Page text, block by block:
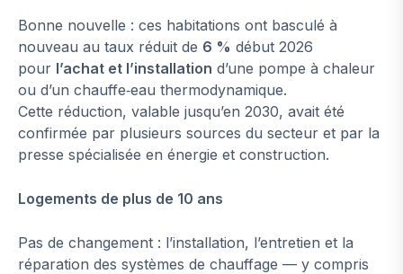
Bonne nouvelle : ces habitations ont basculé à
nouveau au taux réduit de 6 % début 2026
pour l’achat et l’installation d’une pompe à chaleur
ou d’un chauffe‑eau thermodynamique.
Cette réduction, valable jusqu’en 2030, avait été
confirmée par plusieurs sources du secteur et par la
presse spécialisée en énergie et construction.
Logements de plus de 10 ans
Pas de changement : l’installation, l’entretien et la
réparation des systèmes de chauffage — y compris